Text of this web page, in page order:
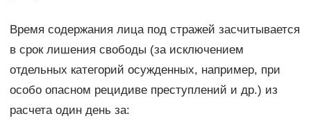
Время содержания лица под стражей засчитывается
в срок лишения свободы (за исключением
отдельных категорий осужденных, например, при
особо опасном рецидиве преступлений и др.) из
расчета один день за: